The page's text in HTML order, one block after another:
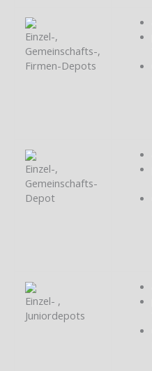
Einzel-,
Gemeinschafts-,
Firmen-Depots
Einzel-,
Gemeinschafts-
Depot
Einzel- ,
Juniordepots